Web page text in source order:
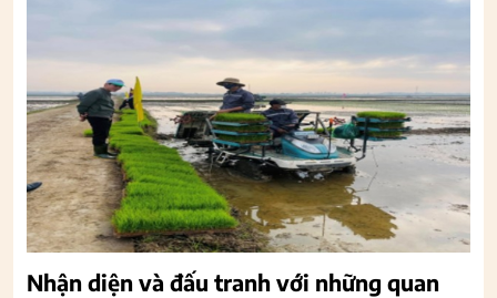
Nhận diện và đấu tranh với những quan